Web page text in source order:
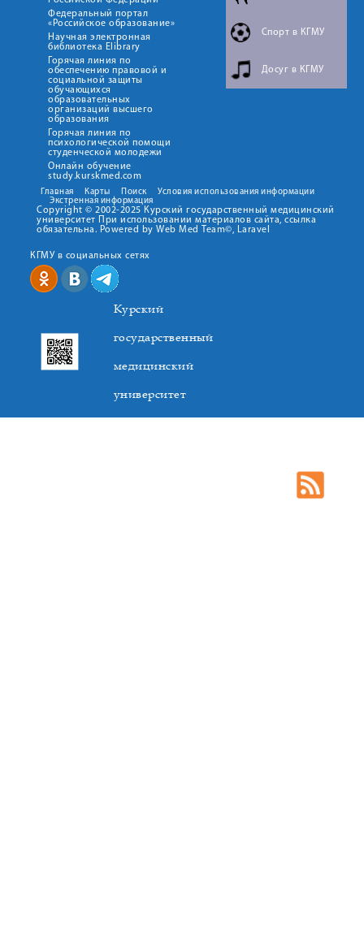
Федеральный портал
«Российское образование»
Научная электронная
библиотека Elibrary
Горячая линия по
обеспечению правовой и
социальной защиты
обучающихся
образовательных
организаций высшего
образования
Горячая линия по
психологической помощи
студенческой молодежи
Онлайн обучение
study.kurskmed.com
Спорт в КГМУ
Досуг в КГМУ
Главная Карты Поиск
Условия использования информации
Экстренная информация
Copyright © 2002-2025 Курский государственный медицинский
университет При использовании материалов сайта, ссылка
обязательна. Powered by Web Med Team©, Laravel
КГМУ в социальных сетях
Курский
государственный
медицинский
университет